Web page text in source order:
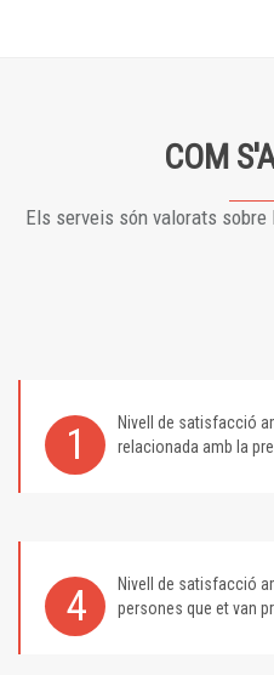
COM
Els serveis són valorats
1 Nivell de satisfacció
relacionada amb la
4 Nivell de satisfacció
persones que et van